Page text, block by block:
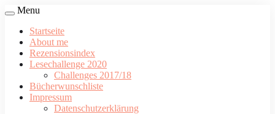
Menu
Startseite
About me
Rezensionsindex
Lesechallenge 2020
Challenges 2017/18
Bücherwunschliste
Impressum
Datenschutzerklärung